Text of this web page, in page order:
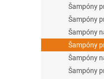
Šampóny
Šampóny
Šampóny
Šampóny
Šampóny
Šampóny